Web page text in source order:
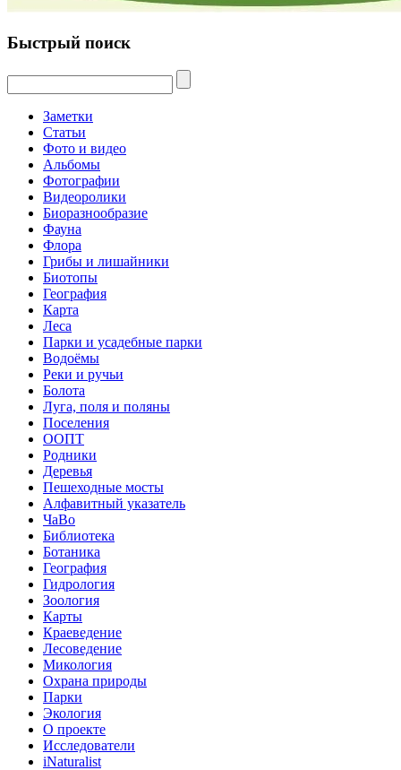
Быстрый поиск
Заметки
Статьи
Фото и видео
Альбомы
Фотографии
Видеоролики
Биоразнообразие
Фауна
Флора
Грибы и лишайники
Биотопы
География
Карта
Леса
Парки и усадебные парки
Водоёмы
Реки и ручьи
Болота
Луга, поля и поляны
Поселения
ООПТ
Родники
Деревья
Пешеходные мосты
Алфавитный указатель
ЧаВо
Библиотека
Ботаника
География
Гидрология
Зоология
Карты
Краеведение
Лесоведение
Микология
Охрана природы
Парки
Экология
О проекте
Исследователи
iNaturalist